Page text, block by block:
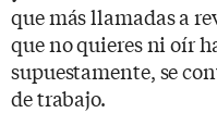
que más llamadas a
que no quieres ni oír
supuestamente, se
de trabajo.